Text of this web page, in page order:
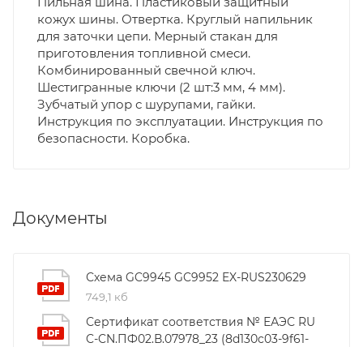
кожух шины. Отвертка. Круглый напильник
для заточки цепи. Мерный стакан для
приготовления топливной смеси.
Комбинированный свечной ключ.
Шестигранные ключи (2 шт:3 мм, 4 мм).
Зубчатый упор с шурупами, гайки.
Инструкция по эксплуатации. Инструкция по
безопасности. Коробка.
Документы
Схема GC9945 GC9952 EX-RUS230629
749,1 кб
Сертификат соответствия № ЕАЭС RU
C-CN.ПФ02.В.07978_23 (8d130c03-9f61-